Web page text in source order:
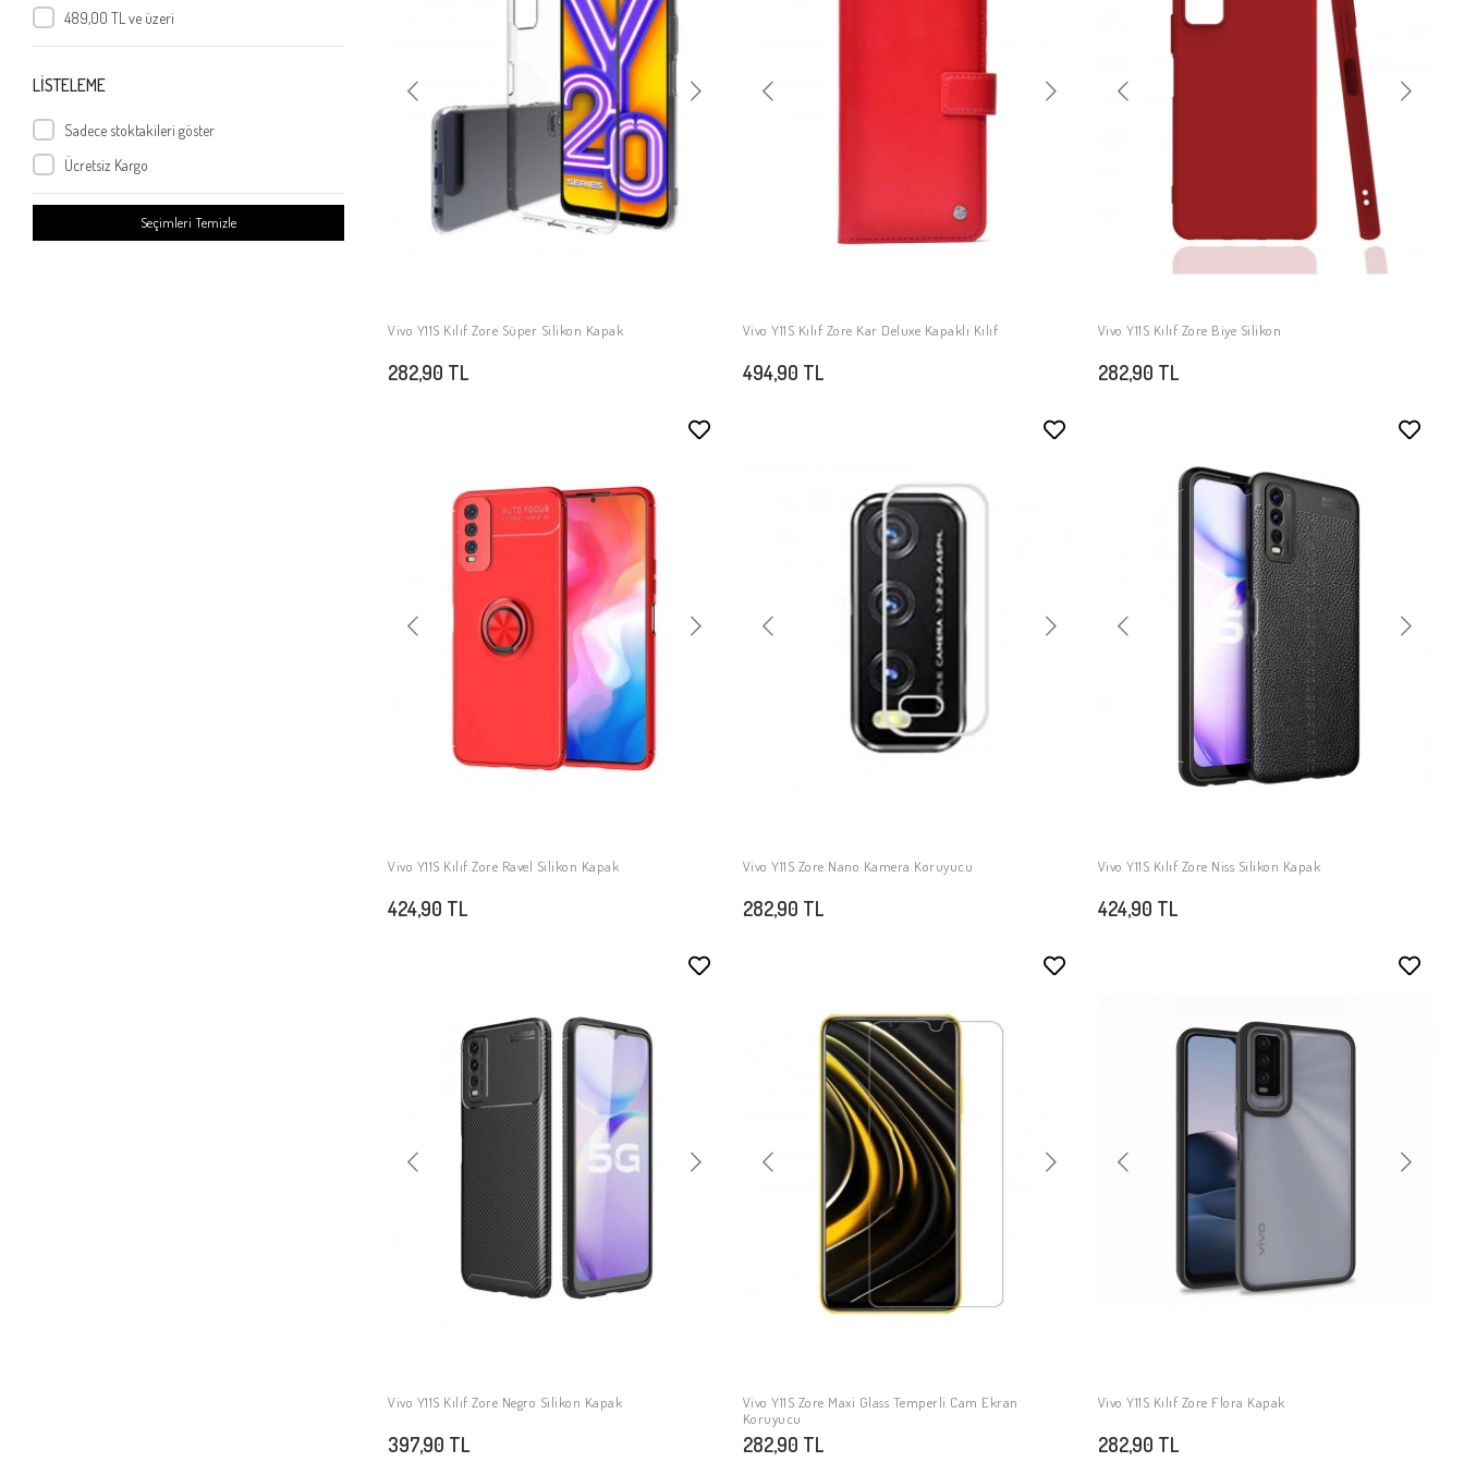
Vivo Y36 5G
Vivo Y18
Vivo V40 5G
Vivo V40 Lite
489,00 TL ve üzeri
LİSTELEME
Sadece stoktakileri göster
Ücretsiz Kargo
Seçimleri Temizle
SEPETE EKLE
Vivo Y11S Kılıf Zore Süper Silikon Kapak
282,90 TL
SEPETE EKLE
Vivo Y11S Kılıf Zore Kar Deluxe Kapaklı Kılıf
494,90 TL
SEPETE EKLE
Vivo Y11S Kılıf Zore Biye Silikon
282,90 TL
SEPETE EKLE
Vivo Y11S Kılıf Zore Ravel Silikon Kapak
424,90 TL
SEPETE EKLE
Vivo Y11S Zore Nano Kamera Koruyucu
282,90 TL
SEPETE EKLE
Vivo Y11S Kılıf Zore Niss Silikon Kapak
424,90 TL
SEPETE EKLE
Vivo Y11S Kılıf Zore Negro Silikon Kapak
397,90 TL
SEPETE EKLE
Vivo Y11S Zore Maxi Glass Temperli Cam Ekran
Koruyucu
282,90 TL
SEPETE EKLE
Vivo Y11S Kılıf Zore Flora Kapak
282,90 TL